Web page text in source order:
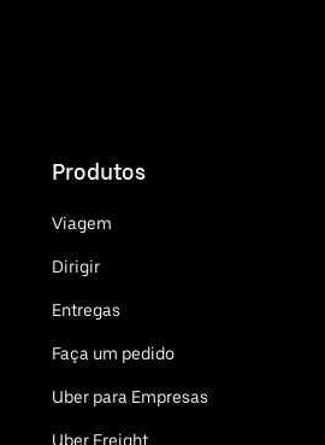
Produtos
Viagem
Dirigir
Entregas
Faça um pedido
Uber para Empresas
Uber Freight